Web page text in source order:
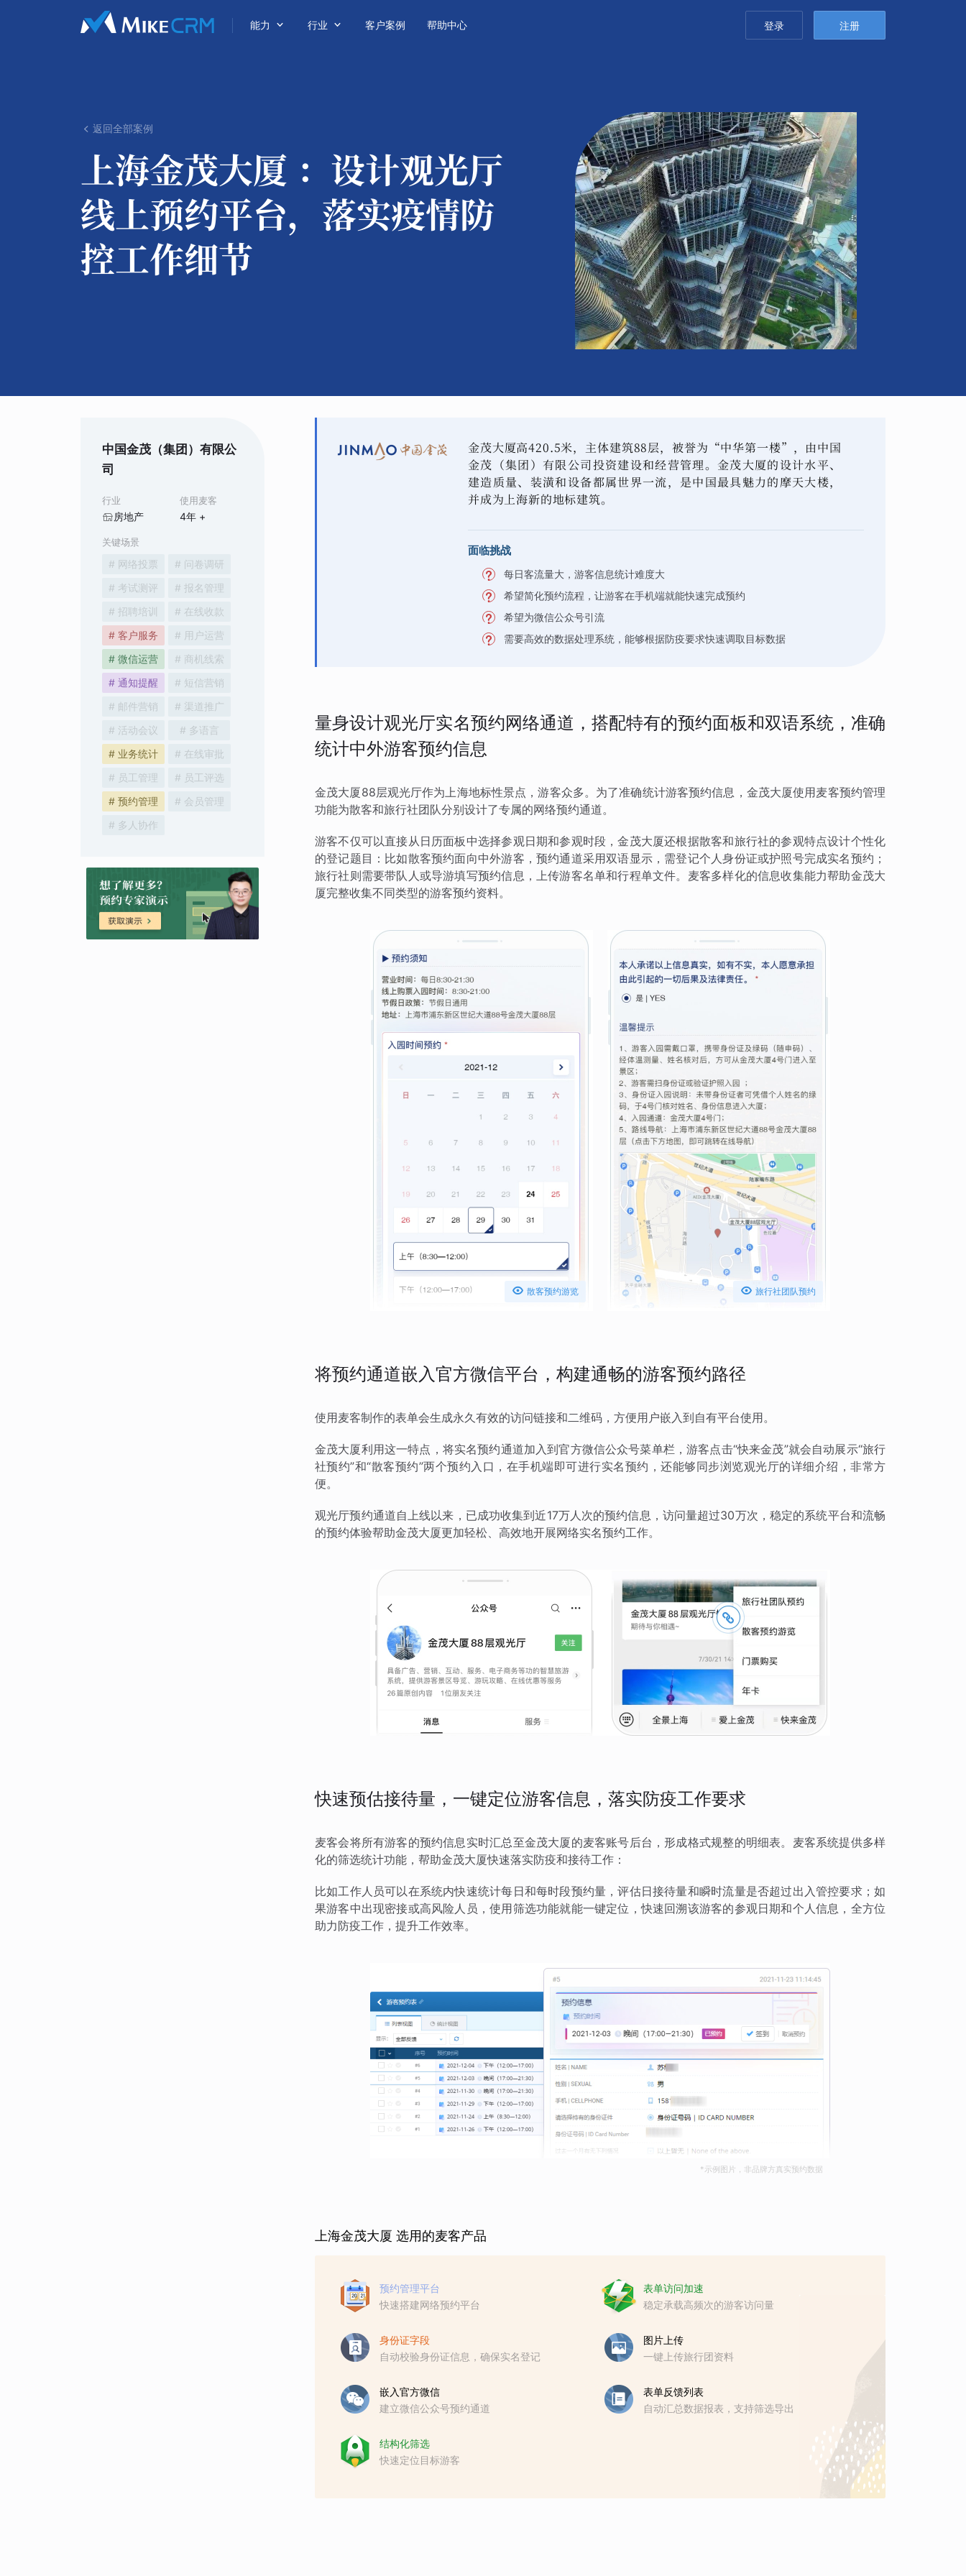
能力  行业  客户案例 帮助中心 登录 注册
 返回全部案例
上海金茂大厦 ： 设计观光厅
线上预约平台，落实疫情防
控工作细节
中国金茂（集团）有限公
司
行业
房地产
使用麦客
4年 +
关键场景
# 网络投票
# 问卷调研
# 考试测评
# 报名管理
# 招聘培训
# 在线收款
# 客户服务
# 用户运营
# 微信运营
# 商机线索
# 通知提醒
# 短信营销
# 邮件营销
# 渠道推广
# 活动会议
# 多语言
# 业务统计
# 在线审批
# 员工管理
# 员工评选
# 预约管理
# 会员管理
# 多人协作
金茂大厦高420.5米，主体建筑88层，被誉为“中华第一楼”，由中国
金茂（集团）有限公司投资建设和经营管理。金茂大厦的设计水平、
建造质量、装潢和设备都属世界一流，是中国最具魅力的摩天大楼，
并成为上海新的地标建筑。
面临挑战
每日客流量大，游客信息统计难度大
希望简化预约流程，让游客在手机端就能快速完成预约
希望为微信公众号引流
需要高效的数据处理系统，能够根据防疫要求快速调取目标数据
量身设计观光厅实名预约网络通道，搭配特有的预约面板和双语系统，准确
统计中外游客预约信息
金茂大厦88层观光厅作为上海地标性景点，游客众多。为了准确统计游客预约信息，金茂大厦使用麦客预约管理
功能为散客和旅行社团队分别设计了专属的网络预约通道。
游客不仅可以直接从日历面板中选择参观日期和参观时段，金茂大厦还根据散客和旅行社的参观特点设计个性化
的登记题目：比如散客预约面向中外游客，预约通道采用双语显示，需登记个人身份证或护照号完成实名预约；
旅行社则需要带队人或导游填写预约信息，上传游客名单和行程单文件。麦客多样化的信息收集能力帮助金茂大
厦完整收集不同类型的游客预约资料。
 散客预约游览  旅行社团队预约
将预约通道嵌入官方微信平台，构建通畅的游客预约路径
使用麦客制作的表单会生成永久有效的访问链接和二维码，方便用户嵌入到自有平台使用。
金茂大厦利用这一特点，将实名预约通道加入到官方微信公众号菜单栏，游客点击“快来金茂”就会自动展示“旅行
社预约”和“散客预约”两个预约入口，在手机端即可进行实名预约，还能够同步浏览观光厅的详细介绍，非常方
便。
观光厅预约通道自上线以来，已成功收集到近17万人次的预约信息，访问量超过30万次，稳定的系统平台和流畅
的预约体验帮助金茂大厦更加轻松、高效地开展网络实名预约工作。
快速预估接待量，一键定位游客信息，落实防疫工作要求
麦客会将所有游客的预约信息实时汇总至金茂大厦的麦客账号后台，形成格式规整的明细表。麦客系统提供多样
化的筛选统计功能，帮助金茂大厦快速落实防疫和接待工作：
比如工作人员可以在系统内快速统计每日和每时段预约量，评估日接待量和瞬时流量是否超过出入管控要求；如
果游客中出现密接或高风险人员，使用筛选功能就能一键定位，快速回溯该游客的参观日期和个人信息，全方位
助力防疫工作，提升工作效率。
*示例图片，非品牌方真实预约数据
上海金茂大厦 选用的麦客产品
预约管理平台
快速搭建网络预约平台
表单访问加速
稳定承载高频次的游客访问量
身份证字段
自动校验身份证信息，确保实名登记
图片上传
一键上传旅行团资料
嵌入官方微信
建立微信公众号预约通道
表单反馈列表
自动汇总数据报表，支持筛选导出
结构化筛选
快速定位目标游客